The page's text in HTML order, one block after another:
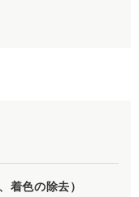
着色の除去）